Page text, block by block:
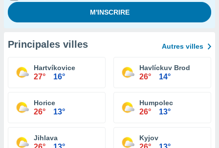
Principales villes Autres villes
Hartvíkovice
27° 16°
Havlíckuv Brod
26° 14°
Horice
26° 13°
Humpolec
26° 13°
Jihlava Kyjov